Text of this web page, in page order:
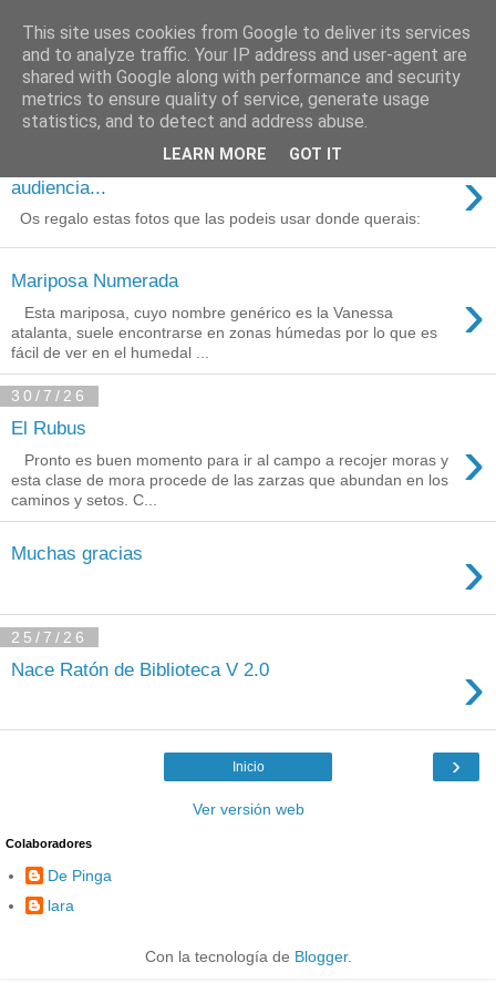
Está de pinga
3/8/26
Agradecimientos a Ares por su
audiencia...
›
Os regalo estas fotos que las podeis usar donde querais:
Mariposa Numerada ›
Esta mariposa, cuyo nombre genérico es la Vanessa
atalanta, suele encontrarse en zonas húmedas por lo que es
fácil de ver en el humedal ...
30/7/26
El Rubus ›
Pronto es buen momento para ir al campo a recojer moras y
esta clase de mora procede de las zarzas que abundan en los
caminos y setos. C...
Muchas gracias ›
25/7/26
Nace Ratón de Biblioteca V 2.0 ›
›
Inicio
Ver versión web
Colaboradores
De Pinga
lara
Con la tecnología de Blogger.
This site uses cookies from Google to deliver its services
and to analyze traffic. Your IP address and user-agent are
shared with Google along with performance and security
metrics to ensure quality of service, generate usage
statistics, and to detect and address abuse.
LEARN MORE GOT IT